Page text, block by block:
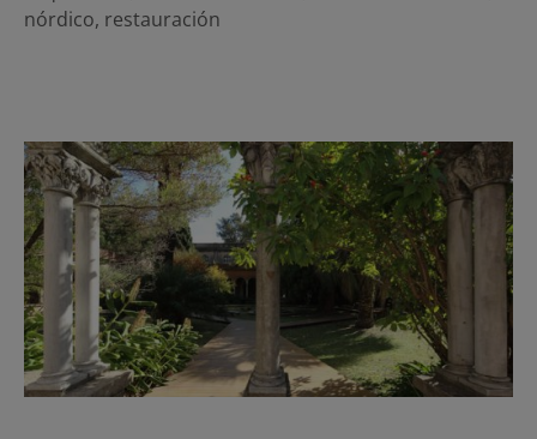
nórdico, restauración